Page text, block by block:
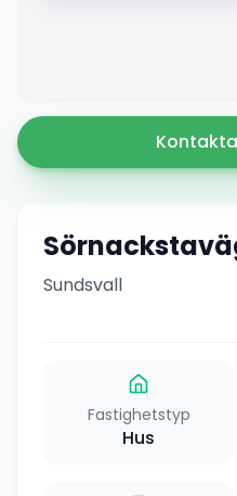
Sundsvall
Fastighetstyp
Hus